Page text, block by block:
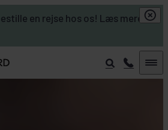
en rejse hos os! Læs mere